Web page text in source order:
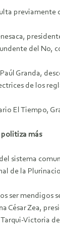
previamente
del No,
Paúl Granda,
de los
El Tiempo,
politiza más
sistema
de la
ser mendigos
César Zea,
Victoria